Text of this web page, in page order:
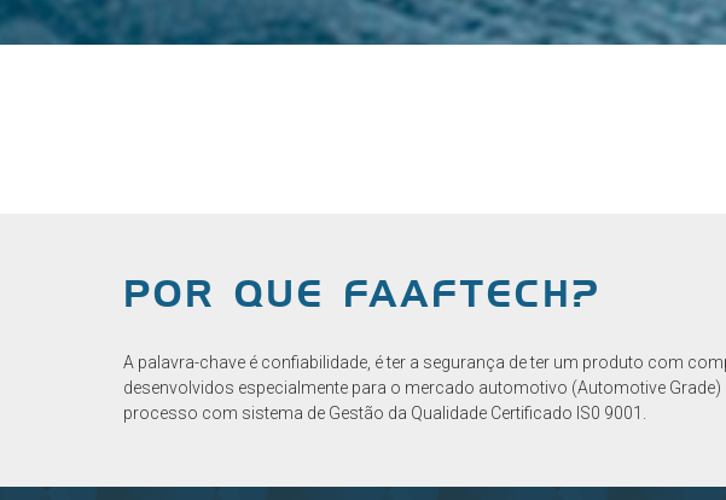
POR QUE FAAFTECH?
A palavra-chave é confiabilidade, é ter a segurança de ter um produto com
desenvolvidos especialmente para o mercado automotivo (Automotive Grade)
processo com sistema de Gestão da Qualidade Certificado IS0 9001.